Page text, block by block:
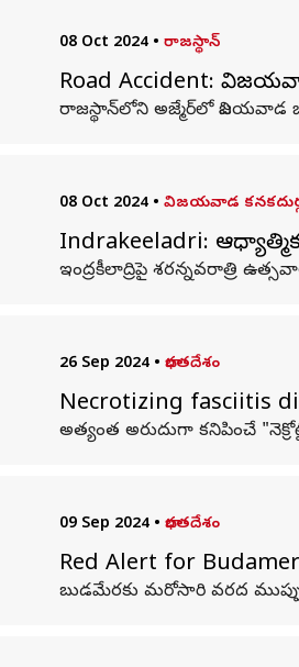
08 Oct 2024 • రాజస్థాన్
Road Accident:
రాజస్థాన్‌లోని అజ్మేర్‌లో విజయవాడ
08 Oct 2024 • విజయవాడ
Indrakeeladri:
ఇంద్రకీలాద్రిపై శరన్నవరాత్రి
26 Sep 2024 • భారతదేశం
Necrotizing fasciitis
అత్యంత అరుదుగా కనిపించే
09 Sep 2024 • భారతదేశం
Red Alert for
బుడమేరకు మరోసారి వరద